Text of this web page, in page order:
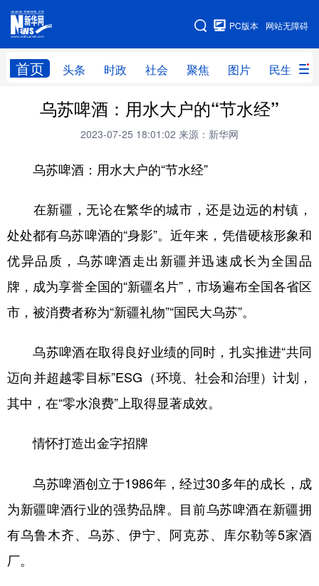
网站无障碍
PC版本
首页 头条 时政 社会 聚焦 图片 民生
网站地图
头条 时政 社会 聚焦
民生 访谈
访惠聚 专题 服务
人事频道 融媒体联播 廉政频道 新华视角看新疆
地方频道
北京 天津 河北
辽宁 吉林 江苏
浙江 安徽 福建 江西
山东 河南 湖北
陕西 甘肃 青海 宁夏
乌苏啤酒：用水大户的“节水经”
2023-07-25 18:01:02 来源：新华网
乌苏啤酒：用水大户的“节水经”
在新疆，无论在繁华的城市，还是边远的村镇，
处处都有乌苏啤酒的“身影”。近年来，凭借硬核形象和
优异品质，乌苏啤酒走出新疆并迅速成长为全国品
牌，成为享誉全国的“新疆名片”，市场遍布全国各省区
市，被消费者称为“新疆礼物”“国民大乌苏”。
乌苏啤酒在取得良好业绩的同时，扎实推进“共同
迈向并超越零目标”ESG（环境、社会和治理）计划，
其中，在“零水浪费”上取得显著成效。
情怀打造出金字招牌
乌苏啤酒创立于1986年，经过30多年的成长，成
为新疆啤酒行业的强势品牌。目前乌苏啤酒在新疆拥
有乌鲁木齐、乌苏、伊宁、阿克苏、库尔勒等5家酒
厂。